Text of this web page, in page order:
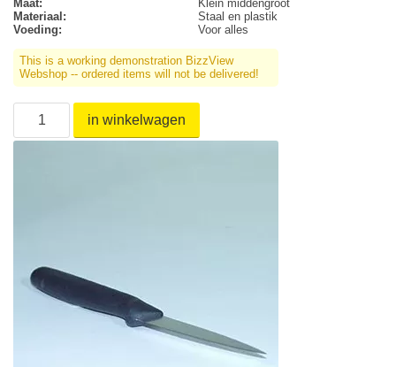
Maat:
Klein middengroot
Materiaal:
Staal en plastik
Voeding:
Voor alles
This is a working demonstration BizzView
Webshop -- ordered items will not be delivered!
in winkelwagen